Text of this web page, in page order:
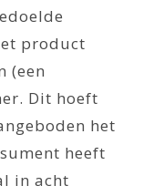
product
(een
Dit hoeft
het
heeft
in acht